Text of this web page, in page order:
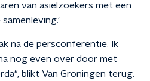
van asielzoekers met een
na de persconferentie. Ik
nog even over door met
blikt Van Groningen terug.